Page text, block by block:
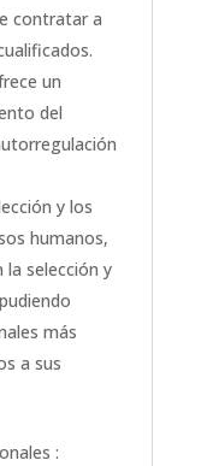
contratar a
un
del
y los
humanos,
la selección y
más
a sus
: